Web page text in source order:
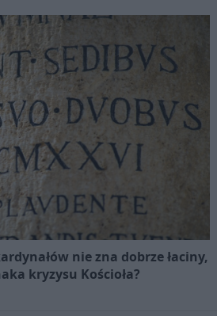
nie zna dobrze łaciny,
kryzysu Kościoła?